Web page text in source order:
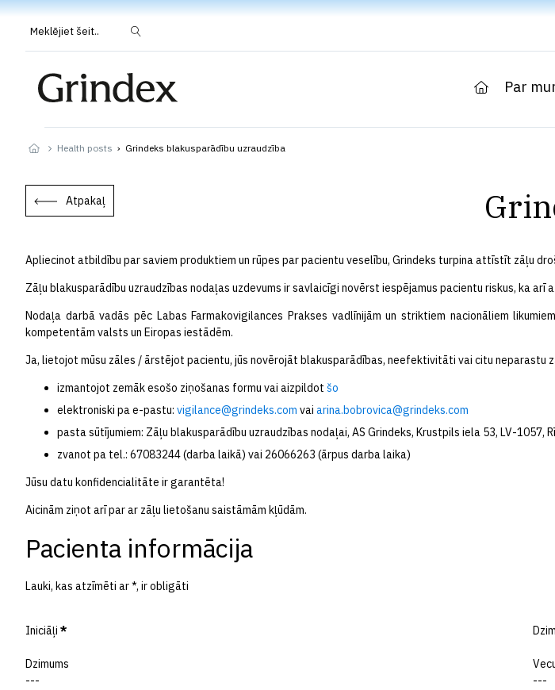
Meklējiet šeit..
Par
Health posts › Grindeks blakusparādību uzraudzība
Atpakaļ
Apliecinot atbildību par saviem produktiem un rūpes par pacientu veselību, Grindeks turpina attīstīt zāļu
Zāļu blakusparādību uzraudzības nodaļas uzdevums ir savlaicīgi novērst iespējamus pacientu riskus, ka
Nodaļa darbā vadās pēc Labas Farmakovigilances Prakses vadlīnijām un striktiem nacionāliem
kompetentām valsts un Eiropas iestādēm.
Ja, lietojot mūsu zāles / ārstējot pacientu, jūs novērojāt blakusparādības, neefektivitāti vai citu neparastu
izmantojot zemāk esošo ziņošanas formu vai aizpildot šo
elektroniski pa e-pastu: vigilance@grindeks.com vai arina.bobrovica@grindeks.com
pasta sūtījumiem: Zāļu blakusparādību uzraudzības nodaļai, AS Grindeks, Krustpils iela 53, LV-1057,
zvanot pa tel.: 67083244 (darba laikā) vai 26066263 (ārpus darba laika)
Jūsu datu konfidencialitāte ir garantēta!
Aicinām ziņot arī par ar zāļu lietošanu saistāmām kļūdām.
Section
Pacienta informācija
Lauki, kas atzīmēti ar *, ir obligāti
Iniciāļi *
Dzimums